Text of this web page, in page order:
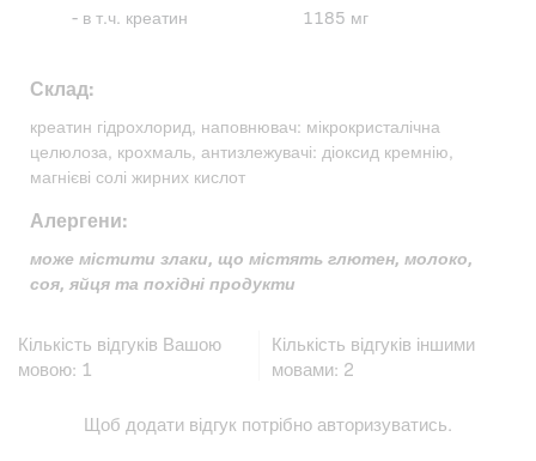
- в т.ч. креатин
1185 мг
Склад:
креатин гідрохлорид, наповнювач: мікрокристалічна
целюлоза, крохмаль, антизлежувачі: діоксид кремнію,
магнієві солі жирних кислот
Алергени:
може містити злаки, що містять глютен, молоко,
соя, яйця та похідні продукти
Кількість відгуків Вашою
мовою: 1
Кількість відгуків іншими
мовами: 2
Щоб додати відгук потрібно авторизуватись.